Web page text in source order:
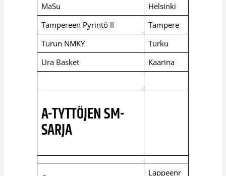
MaSu
Helsinki
Tampereen Pyrintö II
Tampere
Turun NMKY
Turku
Ura Basket
Kaarina
A-TYTTÖJEN SM-
SARJA
Lappeenr